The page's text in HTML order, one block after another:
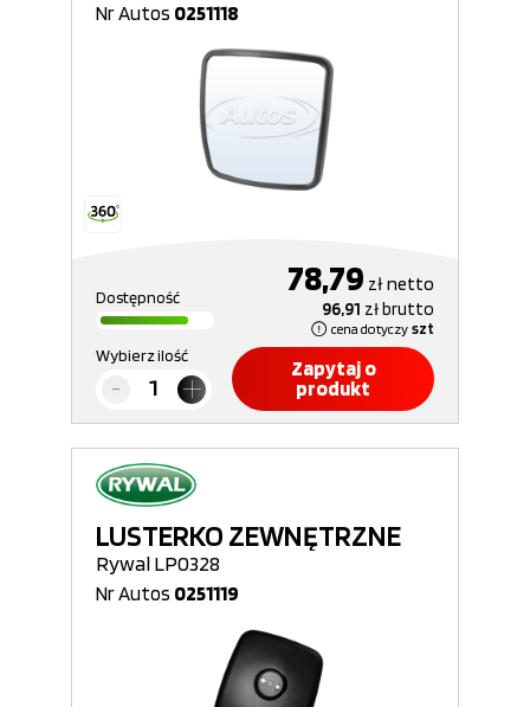
Nr Autos 0251118
Dostępność 78,79 złnetto
96,91 złbrutto
cena dotyczy szt
Wybierz ilość
Zapytaj o
produkt
LUSTERKO ZEWNĘTRZNE
Rywal LP0328
Nr Autos 0251119